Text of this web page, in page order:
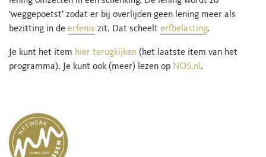
‘weggepoetst’ zodat er bij overlijden geen lening meer als
bezitting in de erfenis zit. Dat scheelt erfbelasting.
Je kunt het item hier terugkijken (het laatste item van het
programma). Je kunt ook (meer) lezen op NOS.nl .